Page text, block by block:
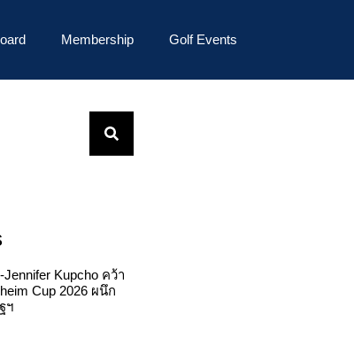
Membership Golf Events
Jennifer Kupcho คว้า
Cup 2026 ผนึก
ฯ